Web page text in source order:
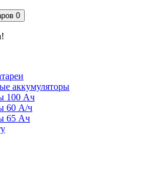
0
аккумуляторы
100 Ач
60 А/ч
65 Ач